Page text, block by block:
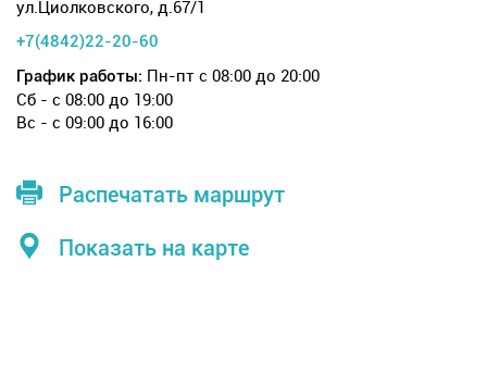
ул.Циолковского, д.67/1
+7(4842)22-20-60
График работы: Пн-пт с 08:00 до 20:00
Сб - с 08:00 до 19:00
Вс - с 09:00 до 16:00
Распечатать маршрут
Показать на карте